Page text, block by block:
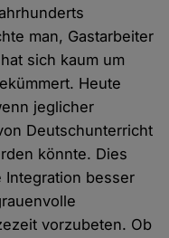
man, Gastarbeiter
sich kaum um
Heute
jeglicher
Deutschunterricht
könnte. Dies
Integration besser
vorzubeten. Ob